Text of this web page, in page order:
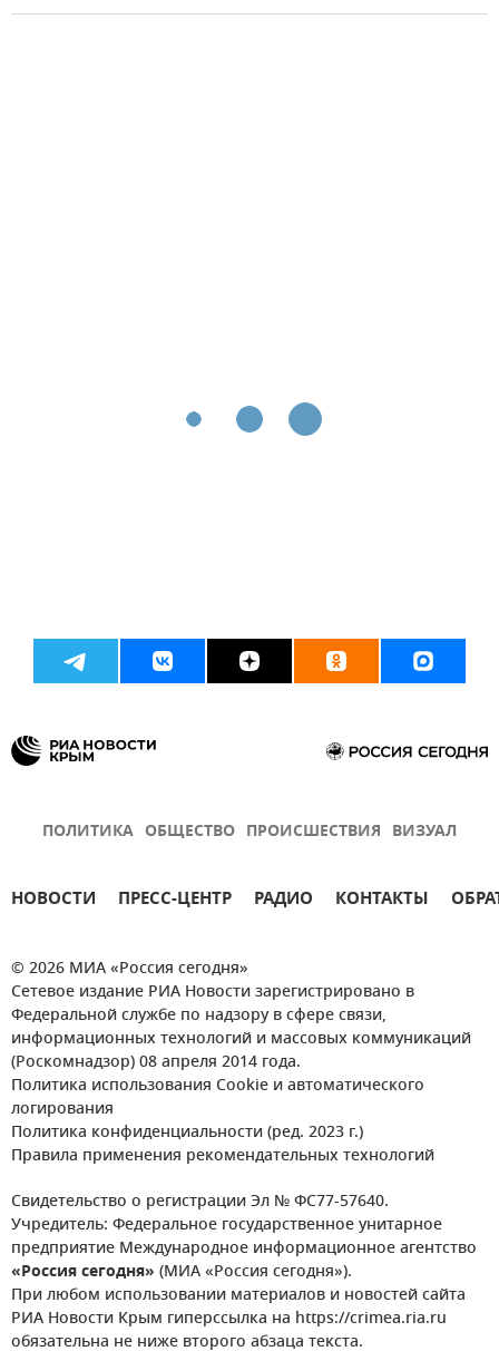
ПОЛИТИКА ОБЩЕСТВО ПРОИСШЕСТВИЯ ВИЗУАЛ
НОВОСТИ ПРЕСС-ЦЕНТР РАДИО КОНТАКТЫ
© 2026 МИА «Россия сегодня»
Сетевое издание РИА Новости зарегистрировано в
Федеральной службе по надзору в сфере связи,
информационных технологий и массовых коммуникаций
(Роскомнадзор) 08 апреля 2014 года.
Политика использования Cookie и автоматического
логирования
Политика конфиденциальности (ред. 2023 г.)
Правила применения рекомендательных технологий
Свидетельство о регистрации Эл № ФС77-57640.
Учредитель: Федеральное государственное унитарное
предприятие Международное информационное агентство
«Россия сегодня» (МИА «Россия сегодня»).
При любом использовании материалов и новостей сайта
РИА Новости Крым гиперссылка на https://crimea.ria.ru
обязательна не ниже второго абзаца текста.